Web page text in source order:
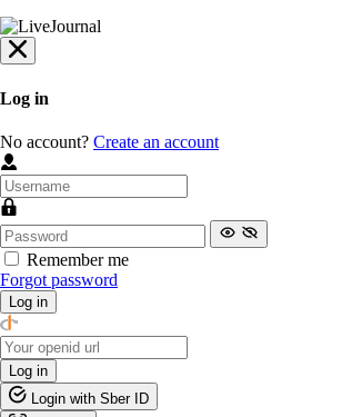
Log in
No account? Create an account
Remember me
Forgot password
Log in
Log in
Login with Sber ID